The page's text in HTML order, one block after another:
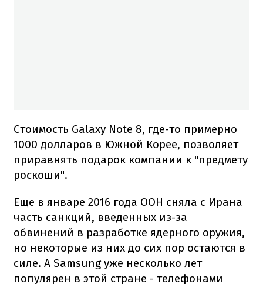
Стоимость Galaxy Note 8, где-то примерно
1000 долларов в Южной Корее, позволяет
приравнять подарок компании к "предмету
роскоши".
Еще в январе 2016 года ООН сняла с Ирана
часть санкций, введенных из-за
обвинений в разработке ядерного оружия,
но некоторые из них до сих пор остаются в
силе. А Samsung уже несколько лет
популярен в этой стране - телефонами